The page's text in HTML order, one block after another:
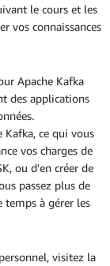
le cours et les
vos connaissances
Apache Kafka
des applications
Kafka, ce qui vous
vos charges de
ou d'en créer de
passez plus de
temps à gérer les
visitez la